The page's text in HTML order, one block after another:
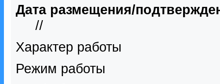
Дата размещения/
//
Характер работы
Режим работы